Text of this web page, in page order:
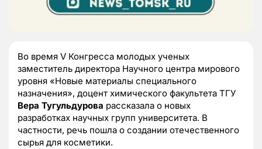
Во время V Конгресса молодых ученых
заместитель директора Научного центра мирового
уровня «Новые материалы специального
назначения», доцент химического факультета ТГУ
Вера Тугульдурова рассказала о новых
разработках научных групп университета. В
частности, речь пошла о создании отечественного
сырья для косметики.